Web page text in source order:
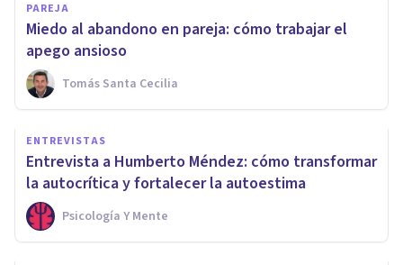
PAREJA
Miedo al abandono en pareja: cómo trabajar el
apego ansioso
Tomás Santa Cecilia
ENTREVISTAS
Entrevista a Humberto Méndez: cómo transformar
la autocrítica y fortalecer la autoestima
Psicología Y Mente